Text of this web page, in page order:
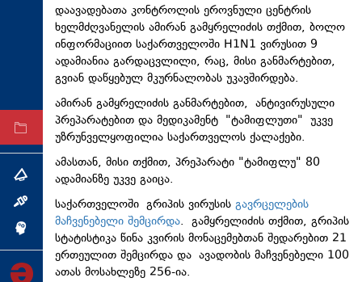
კულტურა
ტექნოლოგიები
თემა
ინტერვიუ
ინქვიზიცია
დაავადებათა კონტროლის ეროვნული ცენტრის
ხელმძღვანელის ამირან გამყრელიძის თქმით, ბოლო
ინფორმაციით საქართველოში H1N1 ვირუსით 9
ადამიანია გარდაცვლილი, რაც, მისი განმარტებით,
გვიან დაწყებულ მკურნალობას უკავშირდება.
ამირან გამყრელიძის განმარტებით, ანტივირუსული
პრეპარატებით და მედიკამენტ "ტამიფლუთი" უკვე
უზრუნველყოფილია საქართველოს ქალაქები.
ამასთან, მისი თქმით, პრეპარატი "ტამიფლუ" 80
ადამიანზე უკვე გაიცა.
საქართველოში გრიპის ვირუსის გავრცელების
მაჩვენებელი შემცირდა. გამყრელიძის თქმით, გრიპის
სტატისტიკა წინა კვირის მონაცემებთან შედარებით 21
ერთეულით შემცირდა და ავადობის მაჩვენებელი 100
ათას მოსახლეზე 256-ია.